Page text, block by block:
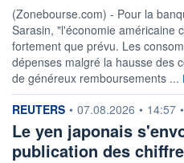
(Zonebourse.com) - Pour la
Sarasin, "l'économie américaine
fortement que prévu. Les
dépenses malgré la hausse des
de généreux remboursements ...
information fournie par
REUTERS • 07.08.2026 • 14:57 •
Le yen japonais
publication des